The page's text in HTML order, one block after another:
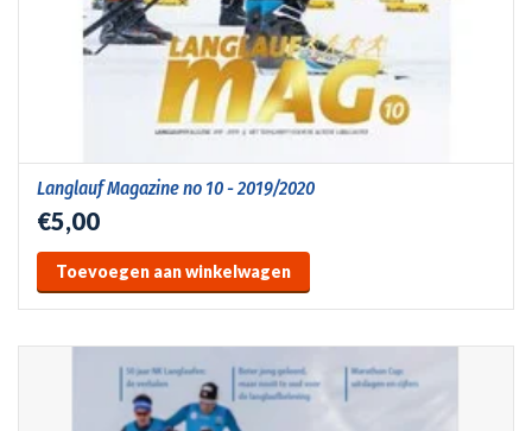
Langlauf Magazine no 10 - 2019/2020
€5,00
Toevoegen aan winkelwagen